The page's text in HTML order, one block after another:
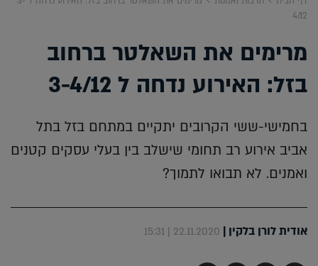
4/12
מרימים את השאלטר ברחוב
בזל: האירוע נדחה ל 3-4/12
בחמישי-ששי הקרובים יתקיים במתחם בזל בתל
אביב אירוע רב תחומי שישלב בין בעלי עסקים קטנים
ואמנים. לא תבואו לתמוך?
אודית לורן בלקין |
22.11.2020 | 15:31